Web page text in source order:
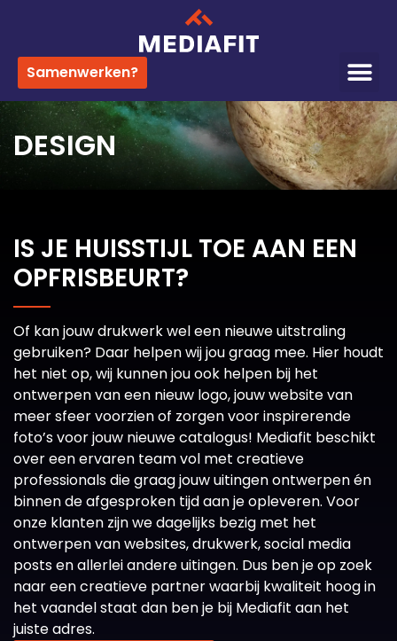
Samenwerken?
DESIGN
IS JE HUISSTIJL TOE AAN EEN
OPFRISBEURT?
Of kan jouw drukwerk wel een nieuwe uitstraling
gebruiken? Daar helpen wij jou graag mee. Hier houdt
het niet op, wij kunnen jou ook helpen bij het
ontwerpen van een nieuw logo, jouw website van
meer sfeer voorzien of zorgen voor inspirerende
foto’s voor jouw nieuwe catalogus! Mediafit beschikt
over een ervaren team vol met creatieve
professionals die graag jouw uitingen ontwerpen én
binnen de afgesproken tijd aan je opleveren. Voor
onze klanten zijn we dagelijks bezig met het
ontwerpen van websites, drukwerk, social media
posts en allerlei andere uitingen. Dus ben je op zoek
naar een creatieve partner waarbij kwaliteit hoog in
het vaandel staat dan ben je bij Mediafit aan het
juiste adres.